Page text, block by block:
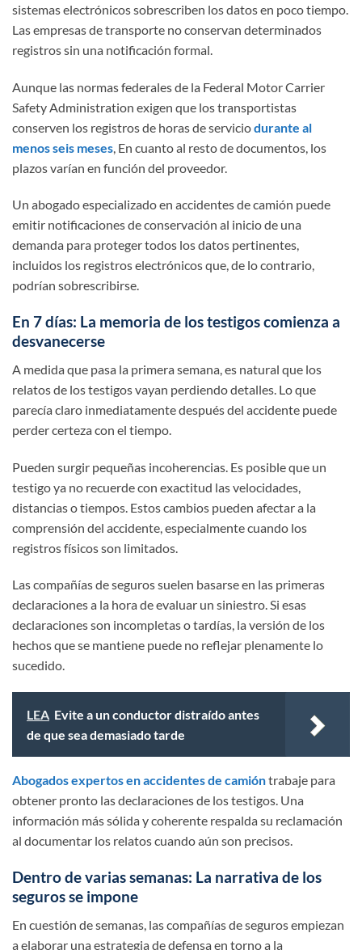
sistemas electrónicos sobrescriben los datos en poco tiempo.
Las empresas de transporte no conservan determinados
registros sin una notificación formal.
Aunque las normas federales de la Federal Motor Carrier
Safety Administration exigen que los transportistas
conserven los registros de horas de serviciodurante al
menos seis meses , En cuanto al resto de documentos, los
plazos varían en función del proveedor.
Un abogado especializado en accidentes de camión puede
emitir notificaciones de conservación al inicio de una
demanda para proteger todos los datos pertinentes,
incluidos los registros electrónicos que, de lo contrario,
podrían sobrescribirse.
En 7 días: La memoria de los testigos comienza a
desvanecerse
A medida que pasa la primera semana, es natural que los
relatos de los testigos vayan perdiendo detalles. Lo que
parecía claro inmediatamente después del accidente puede
perder certeza con el tiempo.
Pueden surgir pequeñas incoherencias. Es posible que un
testigo ya no recuerde con exactitud las velocidades,
distancias o tiempos. Estos cambios pueden afectar a la
comprensión del accidente, especialmente cuando los
registros físicos son limitados.
Las compañías de seguros suelen basarse en las primeras
declaraciones a la hora de evaluar un siniestro. Si esas
declaraciones son incompletas o tardías, la versión de los
hechos que se mantiene puede no reflejar plenamente lo
sucedido.
LEA Evite a un conductor distraído antes
de que sea demasiado tarde
Abogados expertos en accidentes de camióntrabaje para
obtener pronto las declaraciones de los testigos. Una
información más sólida y coherente respalda su reclamación
al documentar los relatos cuando aún son precisos.
Dentro de varias semanas: La narrativa de los
seguros se impone
En cuestión de semanas, las compañías de seguros empiezan
a elaborar una estrategia de defensa en torno a la